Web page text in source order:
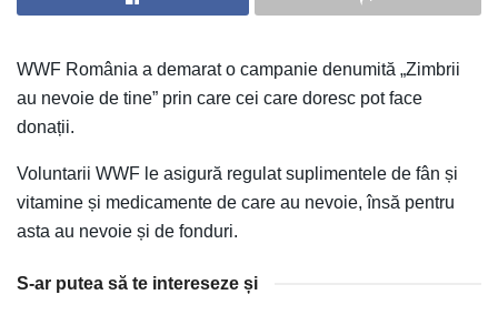
WWF România a demarat o campanie denumită „Zimbrii
au nevoie de tine” prin care cei care doresc pot face
donații.
Voluntarii WWF le asigură regulat suplimentele de fân și
vitamine și medicamente de care au nevoie, însă pentru
asta au nevoie și de fonduri.
S-ar putea să te intereseze și